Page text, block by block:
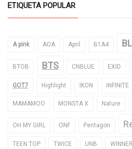
ETIQUETA POPULAR
A pink AOA April B1A4
BTOB BTS CNBLUE EXID
GOT7 Highlight IKON INFINITE
MAMAMOO MONSTA X Nature
OH MY GIRL ONF Pentagon
TEEN TOP TWICE UNB WINNER